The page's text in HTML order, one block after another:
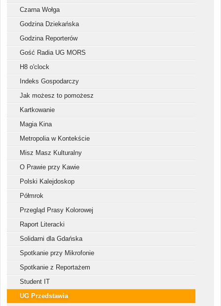
Czarna Wołga
Godzina Dziekańska
Godzina Reporterów
Gość Radia UG MORS
H8 o'clock
Indeks Gospodarczy
Jak możesz to pomożesz
Kartkowanie
Magia Kina
Metropolia w Kontekście
Misz Masz Kulturalny
O Prawie przy Kawie
Polski Kalejdoskop
Półmrok
Przegląd Prasy Kolorowej
Raport Literacki
Solidarni dla Gdańska
Spotkanie przy Mikrofonie
Spotkanie z Reportażem
Student IT
UG Przedstawia